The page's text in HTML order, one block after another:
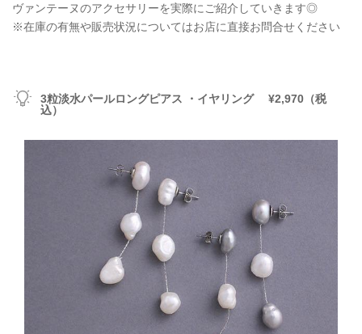
ヴァンテーヌのアクセサリーを実際にご紹介していきます◎
※在庫の有無や販売状況についてはお店に直接お問合せください
3粒淡水パールロングピアス ・イヤリング ¥2,970（税
込）